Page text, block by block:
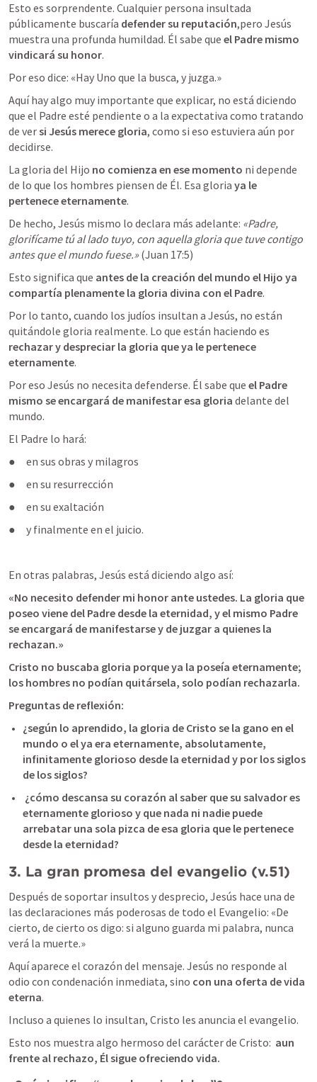
Esto es sorprendente. Cualquier persona insultada
públicamente buscaría defender su reputación,pero Jesús
muestra una profunda humildad. Él sabe que el Padre mismo
vindicará su honor.
Por eso dice: «Hay Uno que la busca, y juzga.»
Aquí hay algo muy importante que explicar, no está diciendo
que el Padre esté pendiente o a la expectativa como tratando
de ver si Jesús merece gloria, como si eso estuviera aún por
decidirse.
La gloria del Hijo no comienza en ese momento ni depende
de lo que los hombres piensen de Él. Esa gloria ya le
pertenece eternamente.
De hecho, Jesús mismo lo declara más adelante: «Padre,
glorifícame tú al lado tuyo, con aquella gloria que tuve contigo
antes que el mundo fuese.» (Juan 17:5)
Esto significa que antes de la creación del mundo el Hijo ya
compartía plenamente la gloria divina con el Padre.
Por lo tanto, cuando los judíos insultan a Jesús, no están
rechazar y despreciar la gloria que ya le pertenece
eternamente.
Por eso Jesús no necesita defenderse. Él sabe que el Padre
mismo se encargará de manifestar esa gloria delante del
mundo.
El Padre lo hará:
●     en sus obras y milagros
●     en su resurrección
●     en su exaltación
●     y finalmente en el juicio.
En otras palabras, Jesús está diciendo algo así:
«No necesito defender mi honor ante ustedes. La gloria que
poseo viene del Padre desde la eternidad, y el mismo Padre
se encargará de manifestarse y de juzgar a quienes la
rechazan.»
Cristo no buscaba gloria porque ya la poseía eternamente;
los hombres no podían quitársela, solo podían rechazarla.
Preguntas de reflexión:
¿según lo aprendido, la gloria de Cristo se la gano en el
mundo o el ya era eternamente, absolutamente,
infinitamente glorioso desde la eternidad y por los siglos
de los siglos?
eternamente glorioso y que nada ni nadie puede
arrebatar una sola pizca de esa gloria que le pertenece
desde la eternidad?
3. La gran promesa del evangelio (v.51)
Después de soportar insultos y desprecio, Jesús hace una de
las declaraciones más poderosas de todo el Evangelio: «De
cierto, de cierto os digo: si alguno guarda mi palabra, nunca
verá la muerte.»
Aquí aparece el corazón del mensaje. Jesús no responde al
odio con condenación inmediata, sino con una oferta de vida
eterna.
Incluso a quienes lo insultan, Cristo les anuncia el evangelio.
Esto nos muestra algo hermoso del carácter de Cristo: aun
frente al rechazo, Él sigue ofreciendo vida.